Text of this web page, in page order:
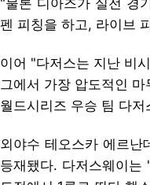
"물론 디아즈가 실전 경
펜 피칭을 하고, 라이브
이어 "다저스는 지난 비
그에서 가장 압도적인
월드시리즈 우승 팀 다
외야수 테오스카 에르
등재됐다. 다저스웨이